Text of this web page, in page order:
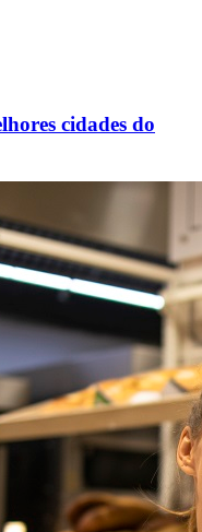
cidades do